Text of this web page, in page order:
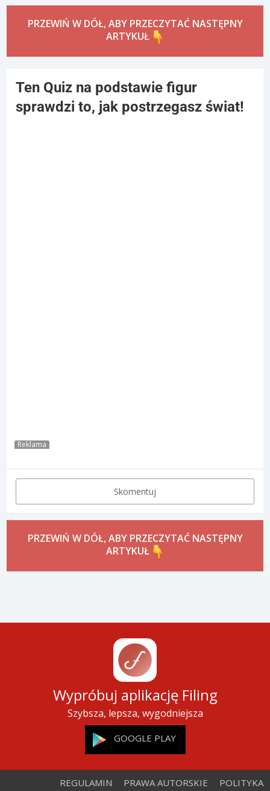
PRZEWIŃ W DÓŁ, ABY PRZECZYTAĆ NASTĘPNY
ARTYKUŁ
Ten Quiz na podstawie figur
sprawdzi to, jak postrzegasz świat!
Reklama
Skomentuj
PRZEWIŃ W DÓŁ, ABY PRZECZYTAĆ NASTĘPNY
ARTYKUŁ
Wypróbuj aplikację Filing
Szybsza, lepsza, wygodniejsza
GOOGLE PLAY
REGULAMIN PRAWA AUTORSKIE POLITYKA